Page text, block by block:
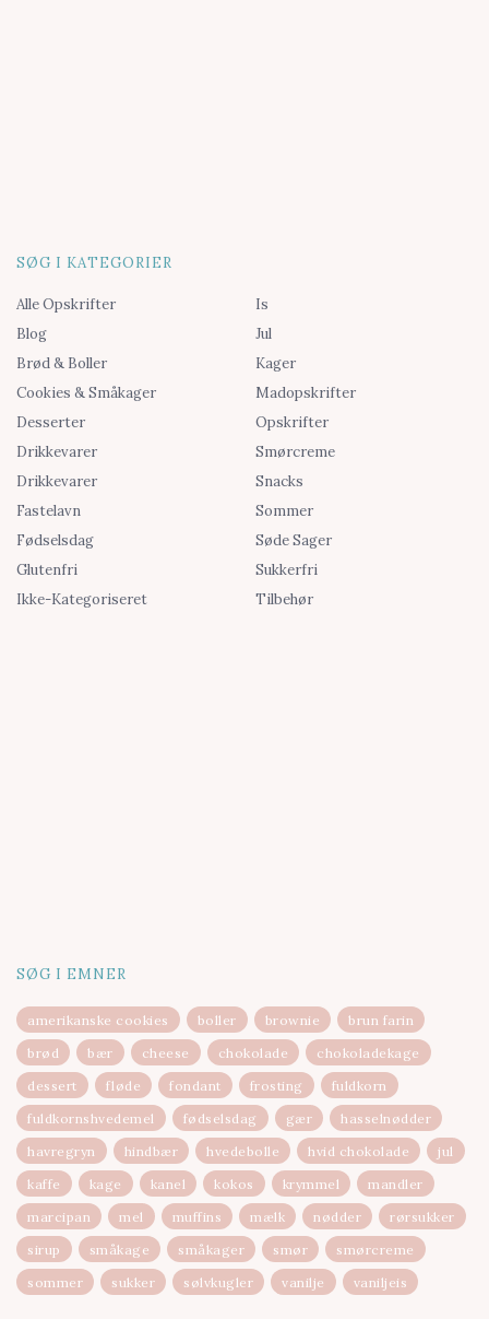
SØG I KATEGORIER
Alle Opskrifter
Blog
Brød & Boller
Cookies & Småkager
Desserter
Drikkevarer
Drikkevarer
Fastelavn
Fødselsdag
Glutenfri
Ikke-Kategoriseret
Is
Jul
Kager
Madopskrifter
Opskrifter
Smørcreme
Snacks
Sommer
Søde Sager
Sukkerfri
Tilbehør
SØG I EMNER
amerikanske cookies boller brownie
brun farin
brød
bær cheese chokolade
chokoladekage
dessert
fløde fondant frosting
fuldkorn
fuldkornshvedemel
fødselsdag gær
hasselnødder
havregryn
hindbær hvedebolle hvid chokolade
jul
kaffe
kage kanel kokos krymmel
mandler
marcipan
mel muffins mælk nødder
rørsukker
sirup
småkage småkager smør
smørcreme
sommer
sukker sølvkugler vanilje vaniljeis